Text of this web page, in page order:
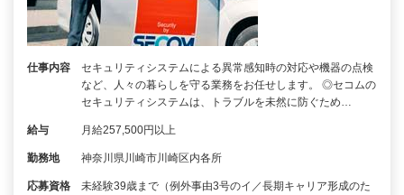
仕事内容
セキュリティシステムによる異常感知時の対応や機器の点検
など、人々の暮らしを守る業務をお任せします。 ◎セコムの
セキュリティシステムは、トラブルを未然に防ぐため…
給与 月給257,500円以上
勤務地 神奈川県川崎市川崎区内各所
応募資格
未経験39歳まで（例外事由3号のイ／長期キャリア形成のた